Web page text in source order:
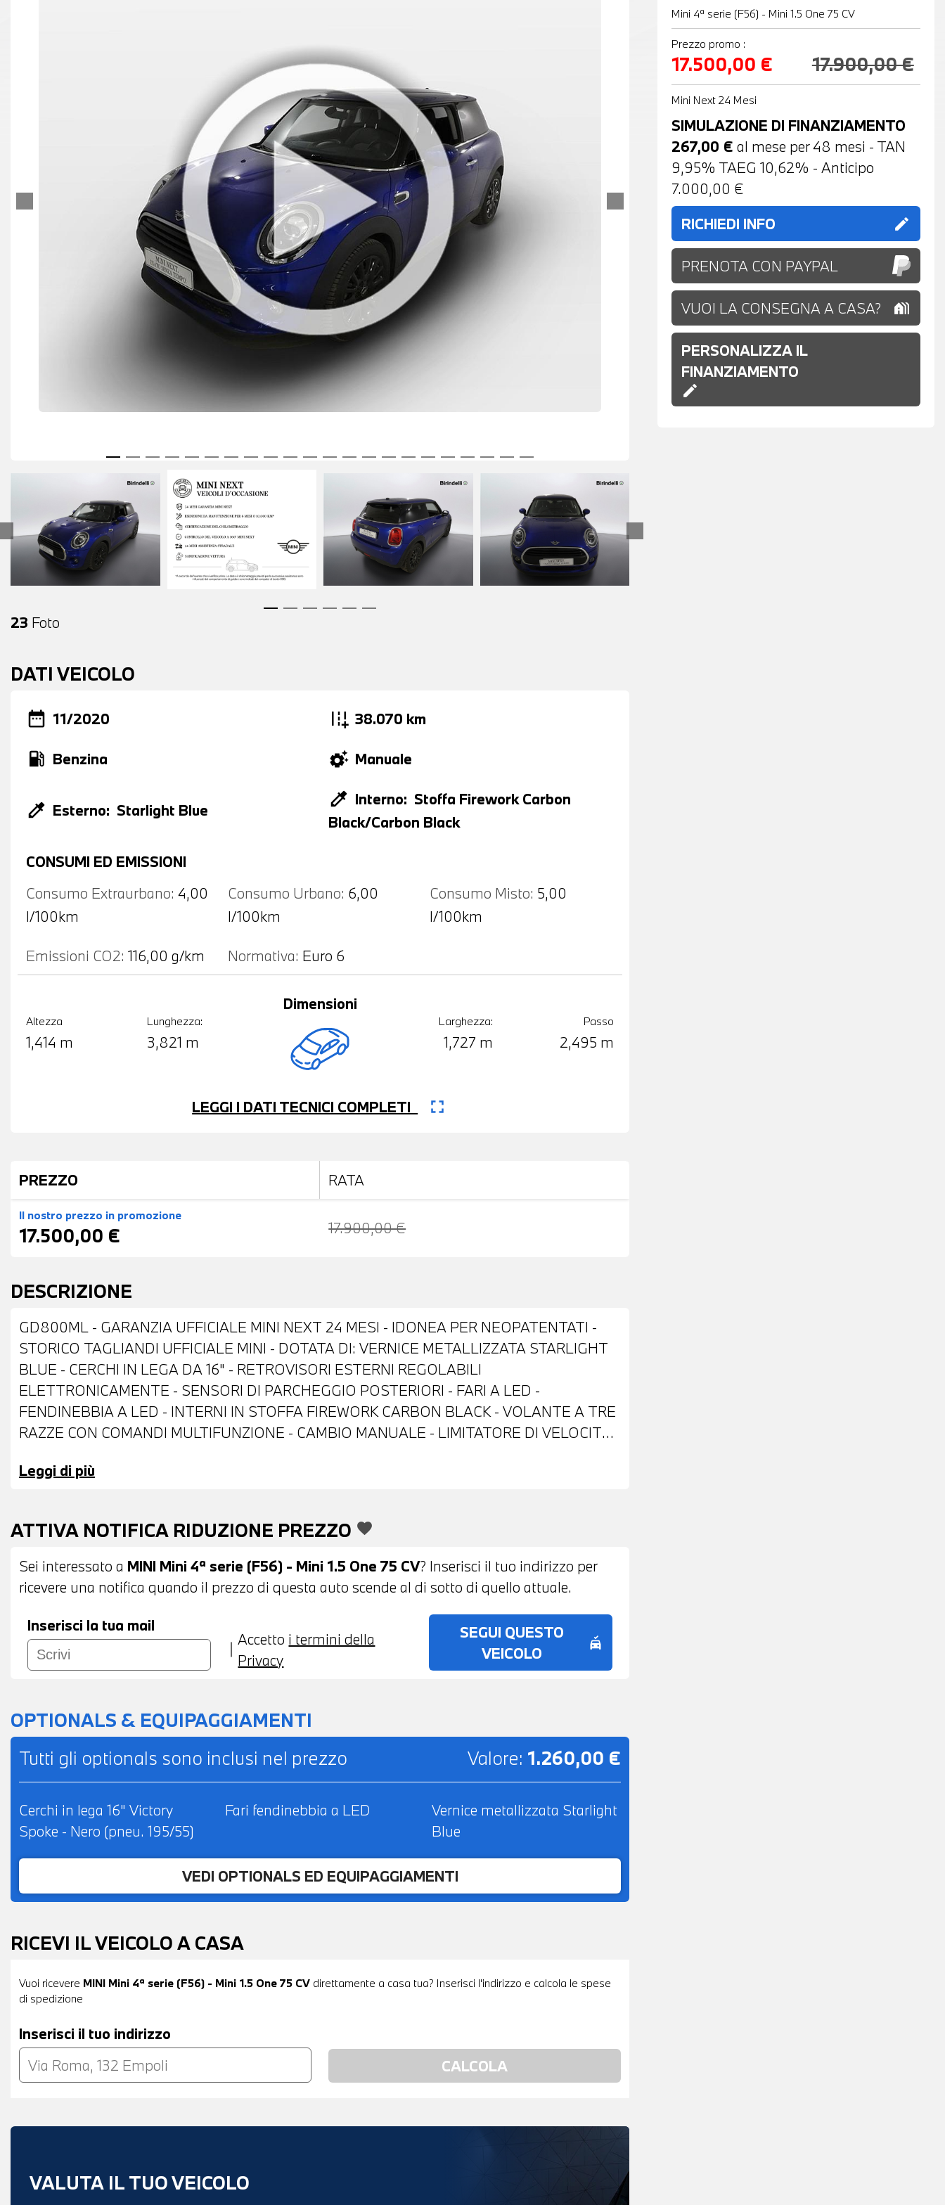
23 Foto
DATI VEICOLO
date_range 11/2020 add_road38.070 km
local_gas_station Benzina settings_suggest Manuale
colorize Esterno: Starlight Blue
colorize Interno: Stoffa Firework Carbon
Black/Carbon Black
CONSUMI ED EMISSIONI
Consumo Extraurbano: 4,00
l/100km
Consumo Urbano: 6,00
l/100km
Consumo Misto: 5,00
l/100km
Emissioni CO2: 116,00 g/km Normativa: Euro 6
Altezza
1,414 m
Lunghezza:
3,821 m
Dimensioni
Larghezza:
1,727 m
Passo
2,495 m
LEGGI I DATI TECNICI COMPLETI fullscreen
PREZZO RATA
Il nostro prezzo in promozione
17.500,00 € 17.900,00 €
DESCRIZIONE
GD800ML - GARANZIA UFFICIALE MINI NEXT 24 MESI - IDONEA PER NEOPATENTATI -
STORICO TAGLIANDI UFFICIALE MINI - DOTATA DI: VERNICE METALLIZZATA STARLIGHT
BLUE - CERCHI IN LEGA DA 16" - RETROVISORI ESTERNI REGOLABILI
ELETTRONICAMENTE - SENSORI DI PARCHEGGIO POSTERIORI - FARI A LED -
FENDINEBBIA A LED - INTERNI IN STOFFA FIREWORK CARBON BLACK - VOLANTE A TRE
RAZZE CON COMANDI MULTIFUNZIONE - CAMBIO MANUALE - LIMITATORE DI VELOCITA'
CLIMATIZZATORE MANUALE - POSSIBILITA' DI PROVA - POSSIBILITA' DI PERMUTA -
Leggi di più
ATTIVA NOTIFICA RIDUZIONE PREZZO favorite
Sei interessato a MINI Mini 4ª serie (F56) - Mini 1.5 One 75 CV? Inserisci il tuo indirizzo per
ricevere una notifica quando il prezzo di questa auto scende al di sotto di quello attuale.
Inserisci la tua mail
Accetto i termini della
Privacy
SEGUI QUESTO
VEICOLO
no_crash
OPTIONALS & EQUIPAGGIAMENTI
Tutti gli optionals sono inclusi nel prezzo
Valore: 1.260,00 €
Cerchi in lega 16" Victory
Spoke - Nero (pneu. 195/55)
Fari fendinebbia a LED
Vernice metallizzata Starlight
Blue
VEDI OPTIONALS ED EQUIPAGGIAMENTI
RICEVI IL VEICOLO A CASA
Vuoi ricevere MINI Mini 4ª serie (F56) - Mini 1.5 One 75 CV direttamente a casa tua? Inserisci l'indirizzo e calcola le spese
di spedizione
Inserisci il tuo indirizzo
VALUTA IL TUO VEICOLO
Mini 4ª serie (F56) - Mini 1.5 One 75 CV
Prezzo promo :
17.500,00 € 17.900,00 €
Mini Next 24 Mesi
SIMULAZIONE DI FINANZIAMENTO
267,00 € al mese per48 mesi - TAN
9,95% TAEG 10,62% - Anticipo
7.000,00 €
RICHIEDI INFO
edit
PRENOTA CON PAYPAL
VUOI LA CONSEGNA A CASA? holiday_village
PERSONALIZZA IL
FINANZIAMENTO
edit